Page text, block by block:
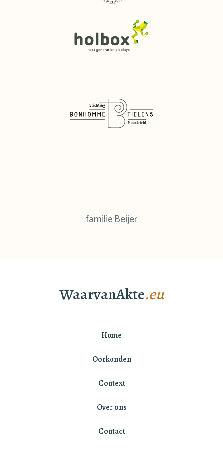
familie Beijer
WaarvanAkte.eu
Home
Oorkonden
Context
Over ons
Contact